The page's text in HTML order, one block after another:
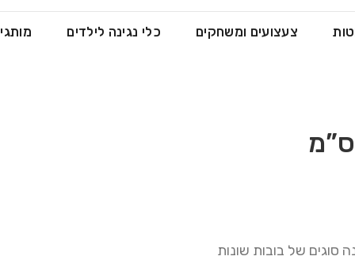
צעצועים ומשחקים כלי נגינה לילדים
סוגים של בובות שונות